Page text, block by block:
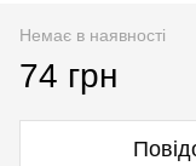
Немає в наявності
74 грн